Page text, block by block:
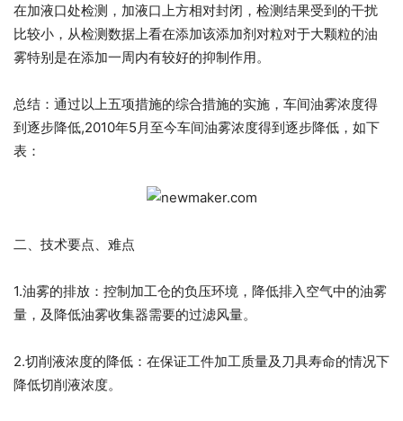
在加液口处检测，加液口上方相对封闭，检测结果受到的干扰
比较小，从检测数据上看在添加该添加剂对粒对于大颗粒的油
雾特别是在添加一周内有较好的抑制作用。
总结：通过以上五项措施的综合措施的实施，车间油雾浓度得
到逐步降低,2010年5月至今车间油雾浓度得到逐步降低，如下
表：
二、技术要点、难点
1.油雾的排放：控制加工仓的负压环境，降低排入空气中的油雾
量，及降低油雾收集器需要的过滤风量。
2.切削液浓度的降低：在保证工件加工质量及刀具寿命的情况下
降低切削液浓度。